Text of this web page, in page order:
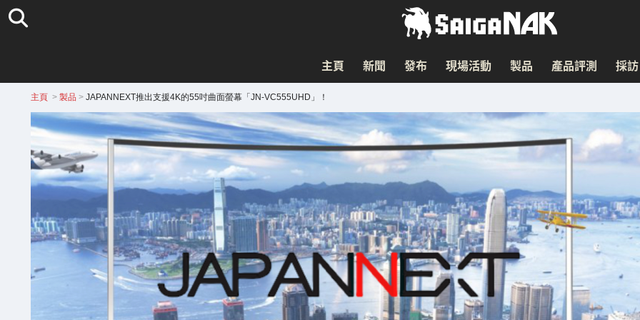
主頁 新聞 發布 現場活動 製品 產品評測 採訪
主頁 > 製品 > JAPANNEXT推出支援4K的55吋曲面螢幕「JN-VC555UHD」！